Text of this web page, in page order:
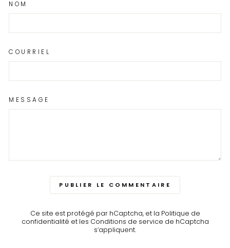
NOM
COURRIEL
MESSAGE
PUBLIER LE COMMENTAIRE
Ce site est protégé par hCaptcha, et la Politique de
confidentialité et les Conditions de service de hCaptcha
s’appliquent.